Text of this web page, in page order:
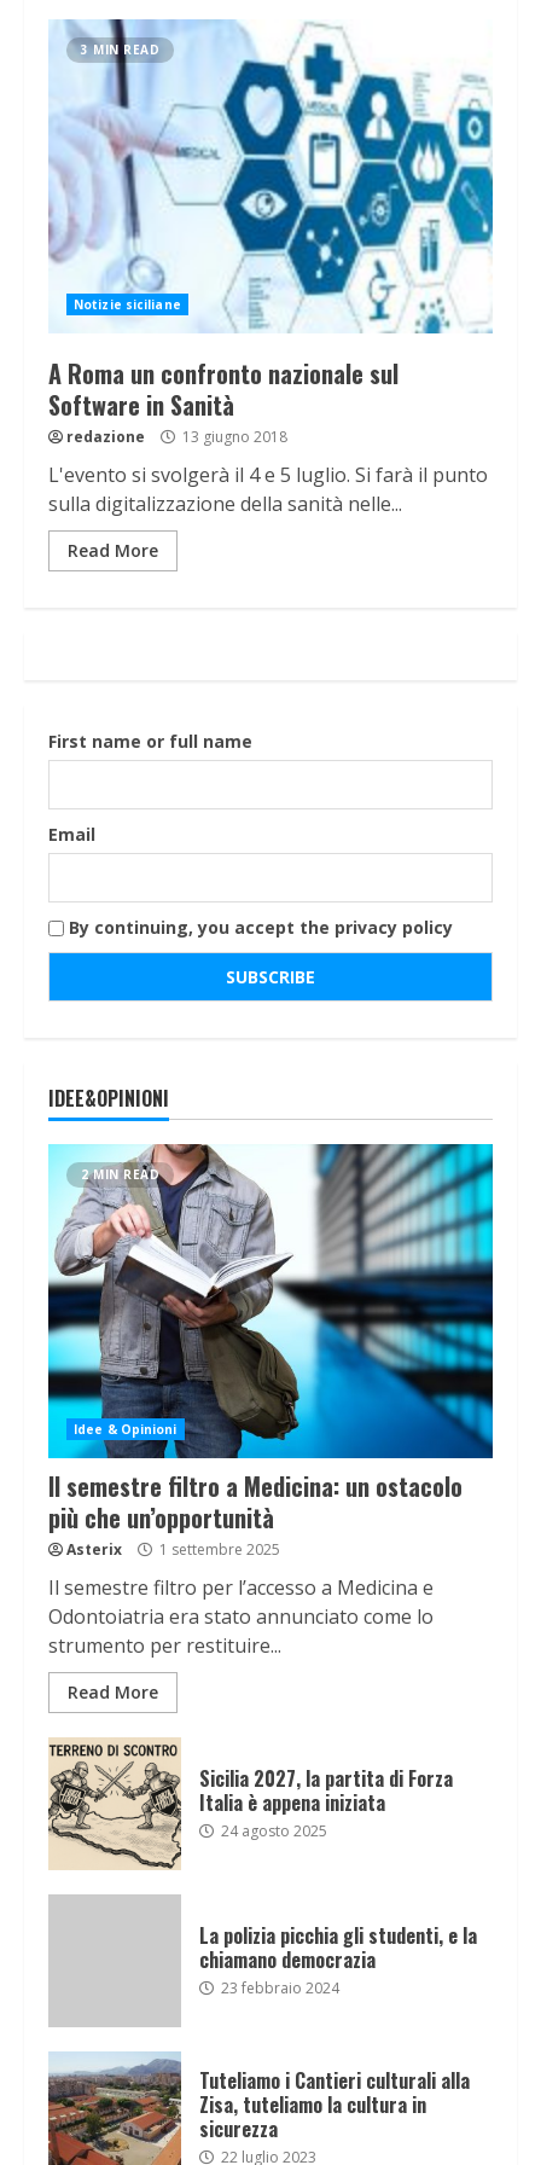
3 MIN READ
Notizie siciliane
A Roma un confronto nazionale sul
Software in Sanità
redazione 13 giugno 2018
L'evento si svolgerà il 4 e 5 luglio. Si farà il punto
sulla digitalizzazione della sanità nelle...
Read More
First name or full name
Email
By continuing, you accept the privacy policy
IDEE&OPINIONI
2 MIN READ
Idee & Opinioni
Il semestre filtro a Medicina: un ostacolo
più che un’opportunità
Asterix 1 settembre 2025
Il semestre filtro per l’accesso a Medicina e
Odontoiatria era stato annunciato come lo
strumento per restituire...
Read More
Sicilia 2027, la partita di Forza
Italia è appena iniziata
24 agosto 2025
La polizia picchia gli studenti, e la
chiamano democrazia
23 febbraio 2024
Tuteliamo i Cantieri culturali alla
Zisa, tuteliamo la cultura in
sicurezza
22 luglio 2023